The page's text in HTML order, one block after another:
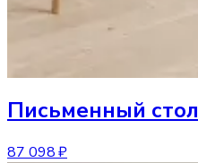
Письменный стол
87 098 ₽